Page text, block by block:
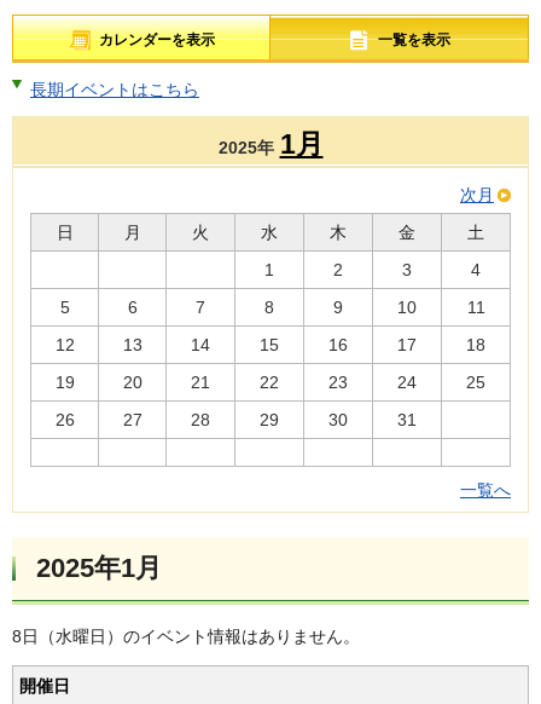
カレンダーを表示 一覧を表示
長期イベントはこちら
2025年 1月
次月
日
月 火 水 木 金
土
1
2 3
4
5
6 7 8 9 10
11
12
13 14 15 16 17
18
19
20 21 22 23 24
25
26
27 28 29 30 31
一覧へ
2025年1月
8日（水曜日）のイベント情報はありません。
開催日